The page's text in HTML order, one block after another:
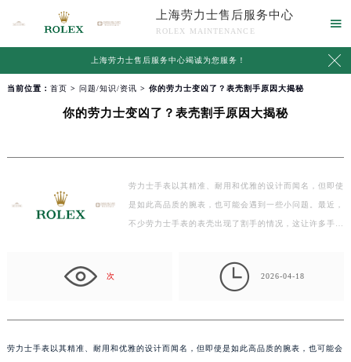
上海劳力士售后服务中心
ROLEX MAINTENANCE

上海劳力士售后服务中心竭诚为您服务！ 
当前位置： 首页 > 问题/知识/资讯 > 你的劳力士变凶了？表壳割手原因大揭秘
你的劳力士变凶了？表壳割手原因大揭秘
劳力士手表以其精准、耐用和优雅的设计而闻名，但即使
是如此高品质的腕表，也可能会遇到一些小问题。最近，
不少劳力士手表的表壳出现了割手的情况，这让许多手
次  2026-04-18
劳力士手表以其精准、耐用和优雅的设计而闻名，但即使是如此高品质的腕表，也可能会